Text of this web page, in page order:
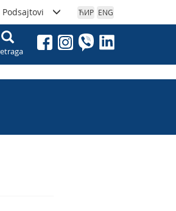
Podsajtovi ЋИР ENG